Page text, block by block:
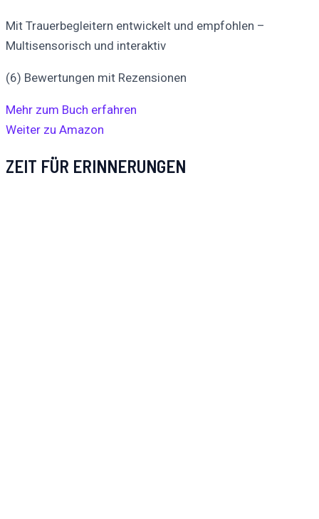
Mit Trauerbegleitern entwickelt und empfohlen –
Multisensorisch und interaktiv
(6) Bewertungen mit Rezensionen
Mehr zum Buch erfahren
Weiter zu Amazon
ZEIT FÜR ERINNERUNGEN